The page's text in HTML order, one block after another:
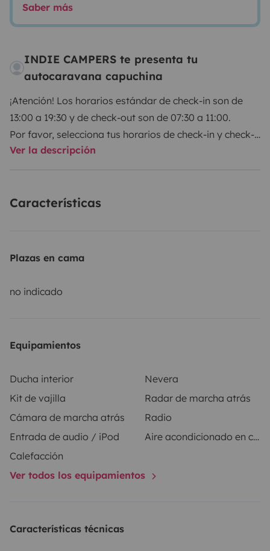
Saber más
INDIE CAMPERS te presenta tu
autocaravana capuchina
¡Atención! Los horarios estándar de check-in son de
13:00 a 19:30 y de check-out son de 07:30 a 11:00.
Por favor, selecciona tus horarios de check-in y check-
out directamente con Indie Campers.
devolución las 24 horas del día, los 7 días de la
recogida y la devolución no conllevan ningún coste
te garantizan igualmente una gran flexibilidad
Autocaravana familiar (Clase C) para 5–7 personas
info y T&Cs: https://indiecampers.es/terminos-y-
condiciones
Cada reserva incluye:
más
Ver la descripción
Características
Plazas en cama
no indicado
Equipamientos
Ducha interior
Nevera
Kit de vajilla
Radar de marcha atrás
Cámara de marcha atrás
Radio
Entrada de audio / iPod
Aire acondicionado en cabina
Calefacción
Ver todos los equipamientos
Características técnicas